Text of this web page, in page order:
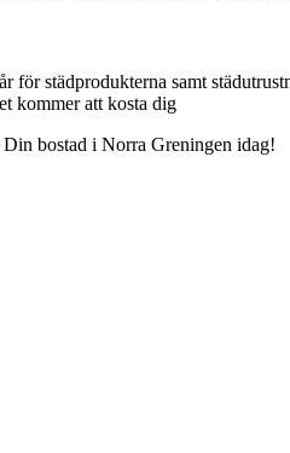
för städprodukterna samt
kommer att kosta dig
bostad i Norra Greningen idag!